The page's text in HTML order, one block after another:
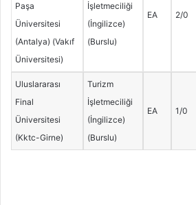
Paşa
Üniversitesi
(Antalya) (Vakıf
Üniversitesi)
İşletmeciliği
(İngilizce)
(Burslu)
EA 2/0
Uluslararası
Final
Üniversitesi
(Kktc-Girne)
Turizm
İşletmeciliği
(İngilizce)
(Burslu)
EA 1/0